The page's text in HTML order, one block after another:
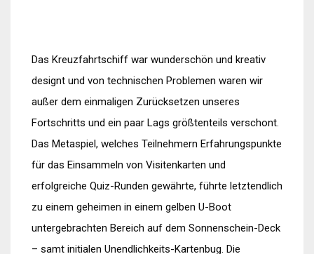
Das Kreuzfahrtschiff war wunderschön und kreativ
designt und von technischen Problemen waren wir
außer dem einmaligen Zurücksetzen unseres
Fortschritts und ein paar Lags größtenteils verschont.
Das Metaspiel, welches Teilnehmern Erfahrungspunkte
für das Einsammeln von Visitenkarten und
erfolgreiche Quiz-Runden gewährte, führte letztendlich
zu einem geheimen in einem gelben U-Boot
untergebrachten Bereich auf dem Sonnenschein-Deck
– samt initialen Unendlichkeits-Kartenbug. Die